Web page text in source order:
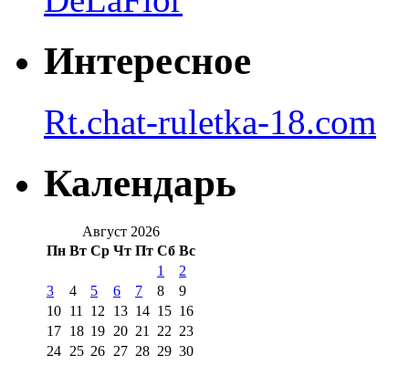
Интересное
Rt.chat-ruletka-18.com
Календарь
Август 2026
Пн Вт Ср Чт Пт Сб Вс
1
2
3
4 5 6 7 8
9
10 11 12 13 14 15 16
17 18 19 20 21 22 23
24 25 26 27 28 29 30